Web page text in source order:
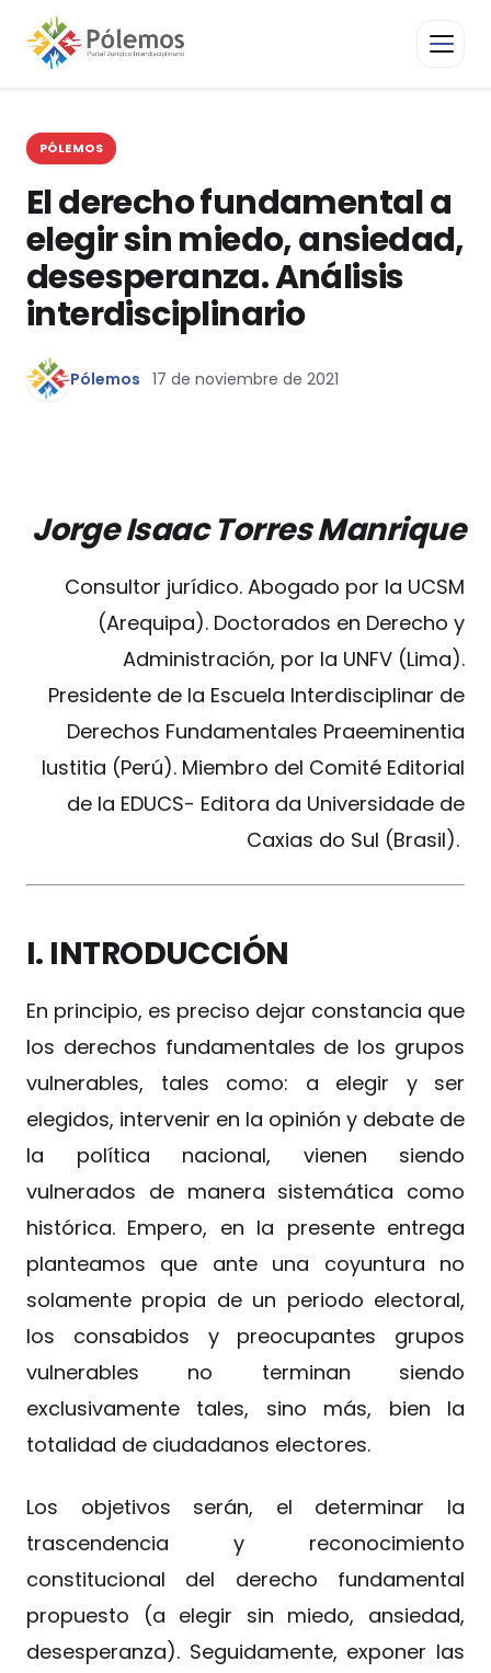
PÓLEMOS
El derecho fundamental a
elegir sin miedo, ansiedad,
desesperanza. Análisis
interdisciplinario
Pólemos 17 de noviembre de 2021
Jorge Isaac Torres Manrique
Consultor jurídico. Abogado por la UCSM
(Arequipa). Doctorados en Derecho y
Administración, por la UNFV (Lima).
Presidente de la Escuela Interdisciplinar de
Derechos Fundamentales Praeeminentia
Iustitia (Perú). Miembro del Comité Editorial
de la EDUCS- Editora da Universidade de
Caxias do Sul (Brasil).
I. INTRODUCCIÓN
En principio, es preciso dejar constancia que
los derechos fundamentales de los grupos
vulnerables, tales como: a elegir y ser
elegidos, intervenir en la opinión y debate de
la política nacional, vienen siendo
vulnerados de manera sistemática como
histórica. Empero, en la presente entrega
planteamos que ante una coyuntura no
solamente propia de un periodo electoral,
los consabidos y preocupantes grupos
vulnerables no terminan siendo
exclusivamente tales, sino más, bien la
totalidad de ciudadanos electores.
Los objetivos serán, el determinar la
trascendencia y reconocimiento
constitucional del derecho fundamental
propuesto (a elegir sin miedo, ansiedad,
desesperanza). Seguidamente, exponer las